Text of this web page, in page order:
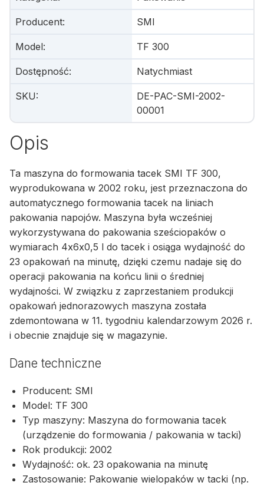
Producent: SMI
Model: TF 300
Dostępność: Natychmiast
SKU:
DE-PAC-SMI-2002-
00001
Opis
Ta maszyna do formowania tacek SMI TF 300,
wyprodukowana w 2002 roku, jest przeznaczona do
automatycznego formowania tacek na liniach
pakowania napojów. Maszyna była wcześniej
wykorzystywana do pakowania sześciopaków o
wymiarach 4x6x0,5 l do tacek i osiąga wydajność do
23 opakowań na minutę, dzięki czemu nadaje się do
operacji pakowania na końcu linii o średniej
wydajności. W związku z zaprzestaniem produkcji
opakowań jednorazowych maszyna została
zdemontowana w 11. tygodniu kalendarzowym 2026 r.
i obecnie znajduje się w magazynie.
Dane techniczne
Producent: SMI
Model: TF 300
Typ maszyny: Maszyna do formowania tacek
(urządzenie do formowania / pakowania w tacki)
Rok produkcji: 2002
Wydajność: ok. 23 opakowania na minutę
Zastosowanie: Pakowanie wielopaków w tacki (np.